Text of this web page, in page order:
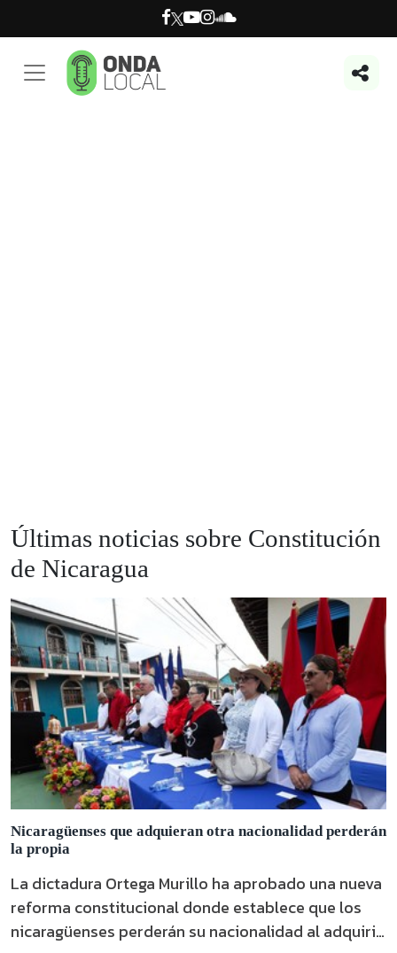
Últimas noticias sobre Constitución
de Nicaragua
Nicaragüenses que adquieran otra nacionalidad perderán
la propia
La dictadura Ortega Murillo ha aprobado una nueva
reforma constitucional donde establece que los
nicaragüenses perderán su nacionalidad al adquirir